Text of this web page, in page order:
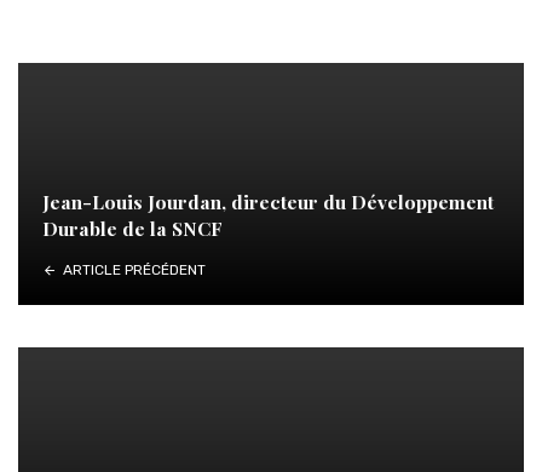
Jean-Louis Jourdan, directeur du Développement
Durable de la SNCF
ARTICLE PRÉCÉDENT